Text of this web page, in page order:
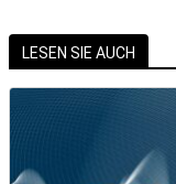
LESEN SIE AUCH